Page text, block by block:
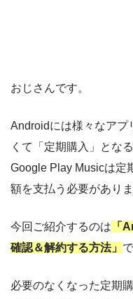
おじさんです。
Androidには様々なアプ
くて「定期購入」とな
Google Play Musicは定
額を支払う必要がありま
今回ご紹介するのは 「
確認＆解約する方法」
必要のなくなった定期